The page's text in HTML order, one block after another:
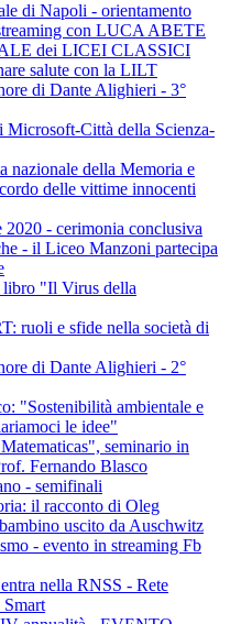
di Napoli - orientamento
con LUCA ABETE
dei LICEI CLASSICI
salute con la LILT
di Dante Alighieri - 3°
Microsoft-Città della Scienza-
nazionale della Memoria e
delle vittime innocenti
- cerimonia conclusiva
- il Liceo Manzoni partecipa
libro "Il Virus della
ruoli e sfide nella società di
di Dante Alighieri - 2°
"Sostenibilità ambientale e
le idee"
seminario in
Fernando Blasco
- semifinali
il racconto di Oleg
uscito da Auschwitz
- evento in streaming Fb
nella RNSS - Rete